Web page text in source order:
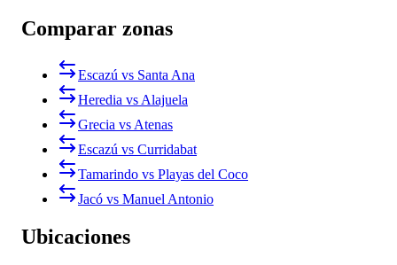
Comparar zonas
Escazú vs Santa Ana
Heredia vs Alajuela
Grecia vs Atenas
Escazú vs Curridabat
Tamarindo vs Playas del Coco
Jacó vs Manuel Antonio
Ubicaciones